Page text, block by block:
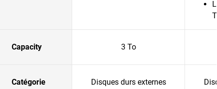
Capacity 3 To
Catégorie Disques durs externes